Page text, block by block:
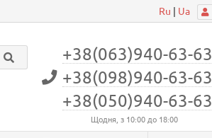
Ru Ua
+38(063)940-63-63
+38(098)940-63-63
+38(050)940-63-63
Щодня, з 10:00 до 18:00